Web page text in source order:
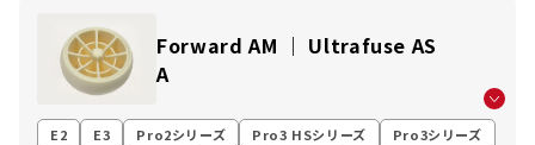
Forward AM ｜ Ultrafuse AS
A
E2 E3 Pro2シリーズ Pro3 HSシリーズ
Pro3シリーズ